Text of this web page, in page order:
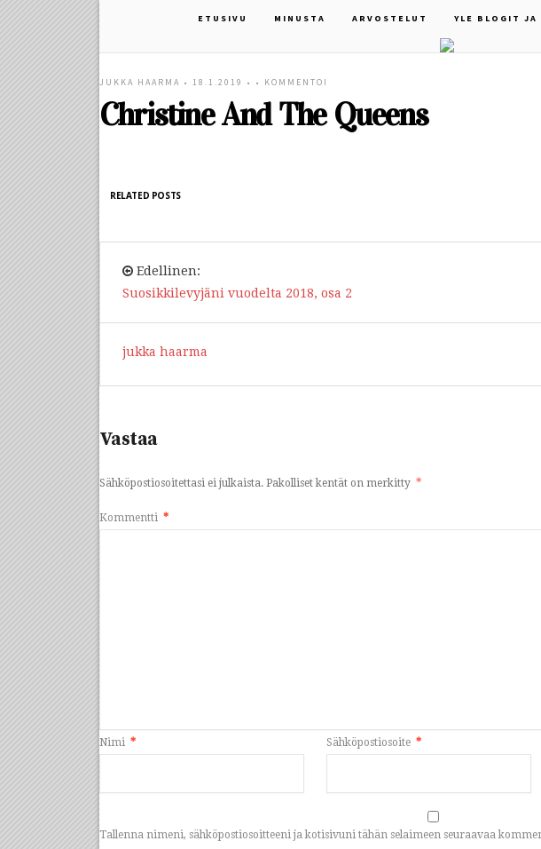
ETUSIVU MINUSTA ARVOSTELUT YLE BLOGIT JA
JUKKA HAARMA • 18.1.2019 • • KOMMENTOI
Christine And The Queens
RELATED POSTS
Edellinen:
Suosikkilevyjäni vuodelta 2018, osa 2
jukka haarma
Vastaa
Sähköpostiosoitettasi ei julkaista. Pakolliset kentät on merkitty *
Kommentti *
Nimi * Sähköpostiosoite *
Tallenna nimeni, sähköpostiosoitteeni ja kotisivuni tähän selaimeen seuraavaa